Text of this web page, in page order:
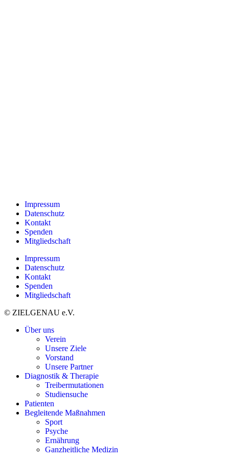
Impressum
Datenschutz
Kontakt
Spenden
Mitgliedschaft
Impressum
Datenschutz
Kontakt
Spenden
Mitgliedschaft
© ZIELGENAU e.V.
Über uns
Verein
Unsere Ziele
Vorstand
Unsere Partner
Diagnostik & Therapie
Treibermutationen
Studiensuche
Patienten
Begleitende Maßnahmen
Sport
Psyche
Ernährung
Ganzheitliche Medizin